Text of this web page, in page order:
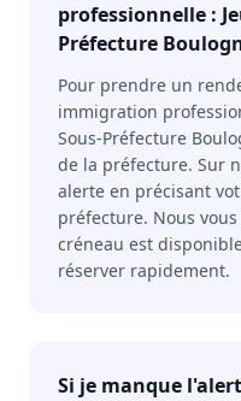
professionnelle :
Préfecture
Pour prendre un
immigration
Sous-Préfecture
de la préfecture. Sur
alerte en précisant
préfecture. Nous
créneau est
réserver rapidement.
Si je manque